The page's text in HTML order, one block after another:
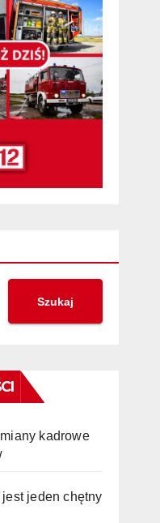
Szukaj
kadrowe
jeden chętny